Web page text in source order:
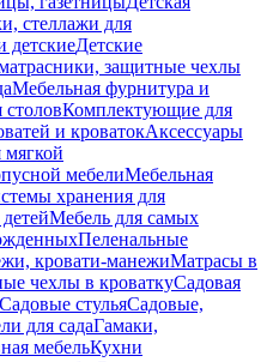
стеллажи для
детскиеДетские
защитные чехлы
Мебельная фурнитура и
Комплектующие для
и кроватокАксессуары
мебелиМебельная
хранения для
Мебель для самых
Пеленальные
кровати-манежиМатрасы в
чехлы в кроваткуСадовая
Садовые стульяСадовые,
для садаГамаки,
мебельКухни